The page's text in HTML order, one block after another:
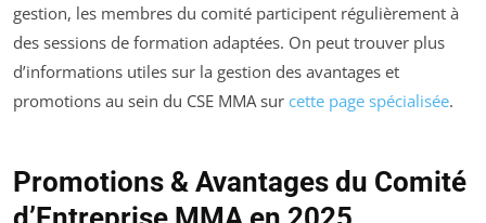
gestion, les membres du comité participent régulièrement à
des sessions de formation adaptées. On peut trouver plus
d’informations utiles sur la gestion des avantages et
promotions au sein du CSE MMA sur cette page spécialisée.
Promotions & Avantages du Comité